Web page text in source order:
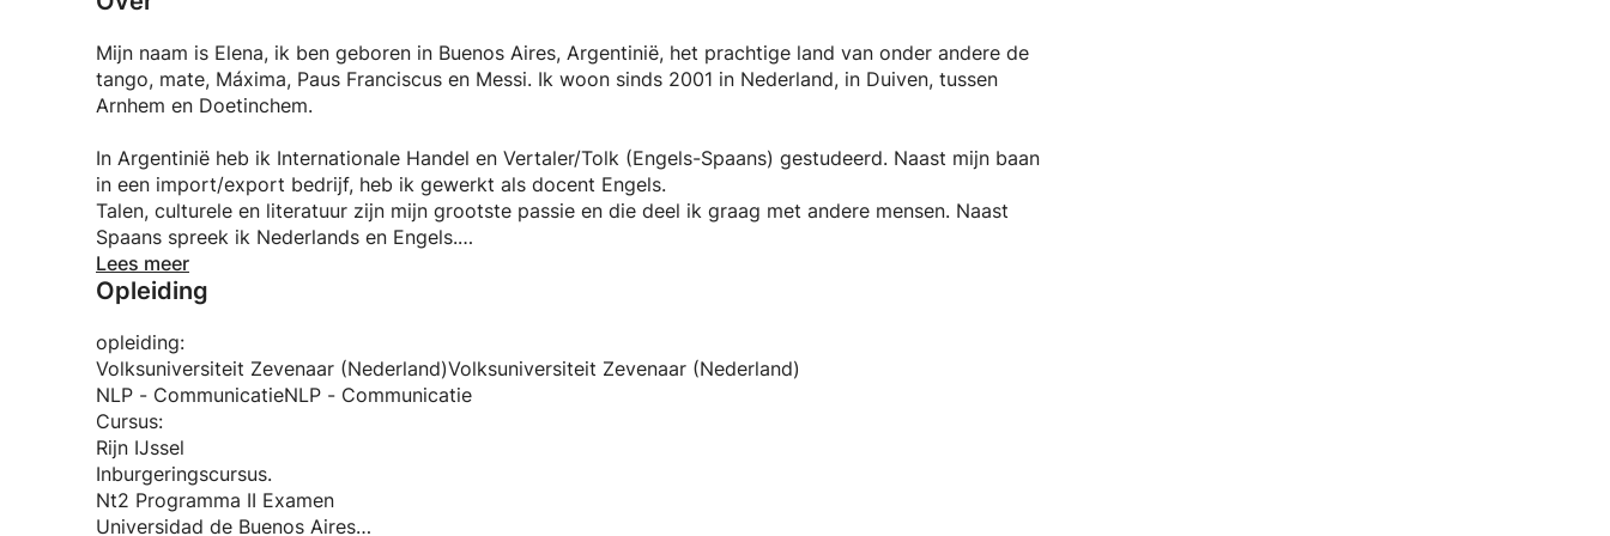
Mijn naam is Elena, ik ben geboren in Buenos Aires, Argentinië, het prachtige land van onder andere de
tango, mate, Máxima, Paus Franciscus en Messi. Ik woon sinds 2001 in Nederland, in Duiven, tussen
Arnhem en Doetinchem.
In Argentinië heb ik Internationale Handel en Vertaler/Tolk (Engels-Spaans) gestudeerd. Naast mijn baan
in een import/export bedrijf, heb ik gewerkt als docent Engels.
Talen, culturele en literatuur zijn mijn grootste passie en die deel ik graag met andere mensen. Naast
Spaans spreek ik Nederlands en Engels.
In Nederland ben ik van mijn hobby mijn werk aan het maken. Ik geef cursussen Spaans, doe
nodig hebben.
Altijd behulpzaam en met een groot verantwoordelijkheidsgevoel, beleef ik ook veel plezier aan alles
wat ik doe en dat is ook te merken aan mijn verminderen.
Ik stem de lessen af op uw niveau en onze wensen, met als doel u onze mooie taal te leren en u te
enthousiasmeren voor taal en de cultuur.
Lees meer
Opleiding
opleiding:
Volksuniversiteit Zevenaar (Nederland)Volksuniversiteit Zevenaar (Nederland)
NLP - CommunicatieNLP - Communicatie
Cursus:
Rijn IJssel
Inburgeringscursus.
Nt2 Programma II Examen
Universidad de Buenos Aires